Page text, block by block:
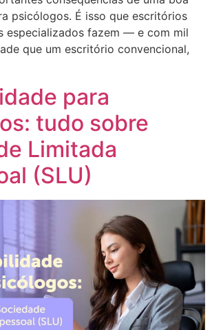
psicólogos. É isso que escritórios
especializados fazem — e com mil
que um escritório convencional,
para
tudo sobre
Limitada
(SLU)